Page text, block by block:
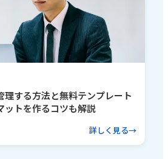
理する方法と無料テンプレート
ットを作るコツも解説
詳しく見る